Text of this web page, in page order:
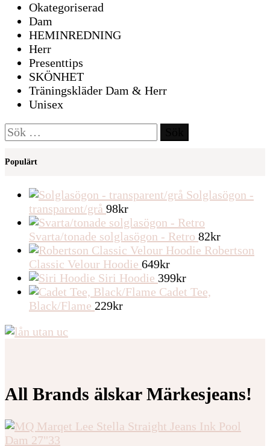
Okategoriserad
Dam
HEMINREDNING
Herr
Presenttips
SKÖNHET
Träningskläder Dam & Herr
Unisex
Sök
efter:
Populärt
Solglasögon -
transparent/grå 98kr
Svarta/tonade solglasögon - Retro 82kr
Robertson
Classic Velour Hoodie 649kr
Siri Hoodie 399kr
Cadet Tee,
Black/Flame 229kr
All Brands älskar Märkesjeans!